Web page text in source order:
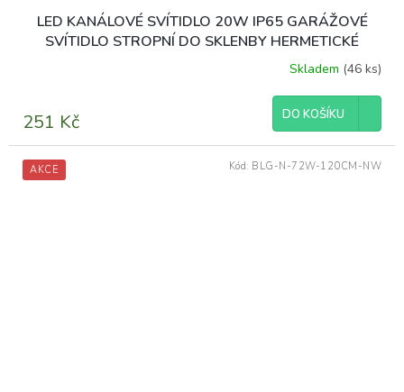
LED KANÁLOVÉ SVÍTIDLO 20W IP65 GARÁŽOVÉ
SVÍTIDLO STROPNÍ DO SKLENBY HERMETICKÉ
Skladem (46 ks)
251 Kč DO KOŠÍKU
AKCE Kód: BLG-N-72W-120CM-NW